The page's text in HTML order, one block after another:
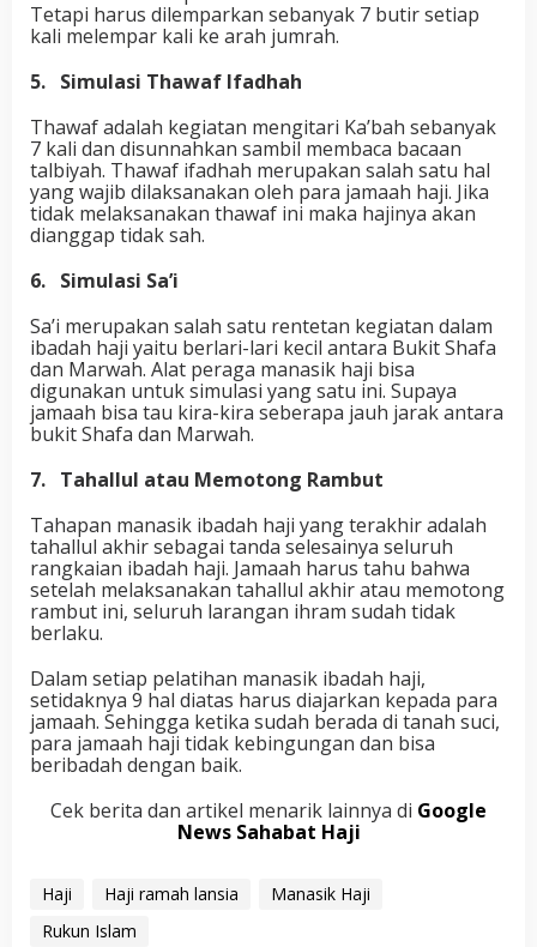
Tetapi harus dilemparkan sebanyak 7 butir setiap
kali melempar kali ke arah jumrah.
5. Simulasi Thawaf Ifadhah
Thawaf adalah kegiatan mengitari Ka’bah sebanyak
7 kali dan disunnahkan sambil membaca bacaan
talbiyah. Thawaf ifadhah merupakan salah satu hal
yang wajib dilaksanakan oleh para jamaah haji. Jika
tidak melaksanakan thawaf ini maka hajinya akan
dianggap tidak sah.
6. Simulasi Sa’i
Sa’i merupakan salah satu rentetan kegiatan dalam
ibadah haji yaitu berlari-lari kecil antara Bukit Shafa
dan Marwah. Alat peraga manasik haji bisa
digunakan untuk simulasi yang satu ini. Supaya
jamaah bisa tau kira-kira seberapa jauh jarak antara
bukit Shafa dan Marwah.
7. Tahallul atau Memotong Rambut
Tahapan manasik ibadah haji yang terakhir adalah
tahallul akhir sebagai tanda selesainya seluruh
rangkaian ibadah haji. Jamaah harus tahu bahwa
setelah melaksanakan tahallul akhir atau memotong
rambut ini, seluruh larangan ihram sudah tidak
berlaku.
Dalam setiap pelatihan manasik ibadah haji,
setidaknya 9 hal diatas harus diajarkan kepada para
jamaah. Sehingga ketika sudah berada di tanah suci,
para jamaah haji tidak kebingungan dan bisa
beribadah dengan baik.
Cek berita dan artikel menarik lainnya di Google
News Sahabat Haji
Haji Haji ramah lansia
Manasik Haji
Rukun Islam